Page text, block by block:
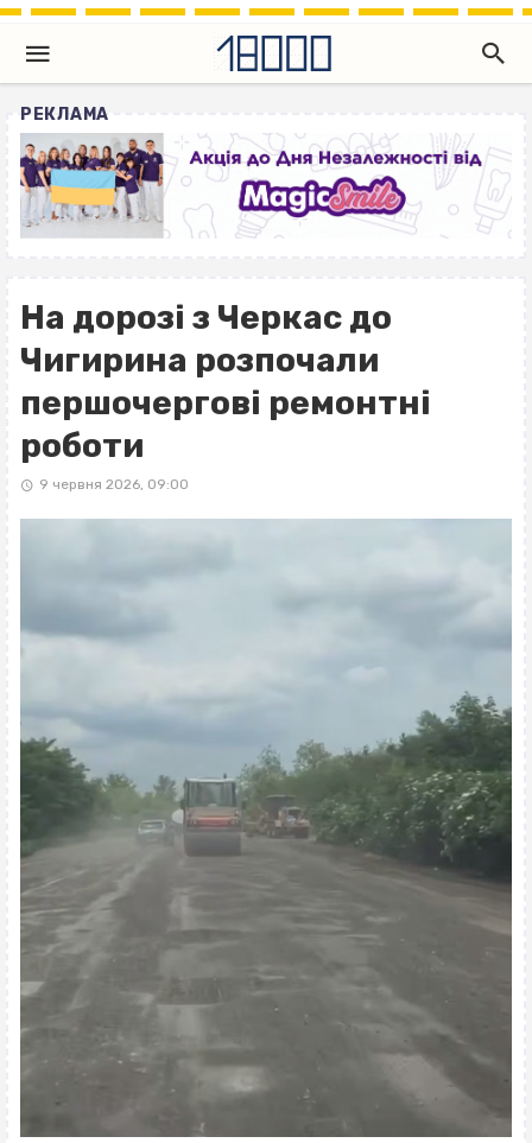
РЕКЛАМА
На дорозі з Черкас до
Чигирина розпочали
першочергові ремонтні
роботи
9 червня 2026, 09:00